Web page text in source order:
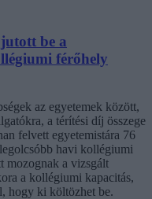
be a
férőhely
az egyetemek között,
a térítési díj összege
felvett egyetemistára 76
havi kollégiumi
mozognak a vizsgált
a kollégiumi kapacitás,
hogy ki költözhet be.